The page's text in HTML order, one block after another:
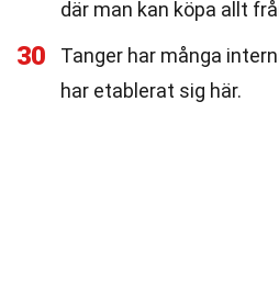
där man kan köpa allt
30
Tanger har många
har etablerat sig här.